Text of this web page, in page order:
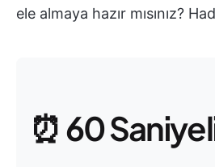
ele almaya hazır mısınız?
⏰ 60